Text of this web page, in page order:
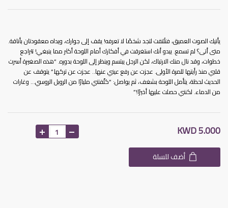
يأتيك الصوت العميق، فتلْتفت لتجد شخصًا لا تعرفه! يقف إلى جوارك، ويداه معقودتان بأناقة.
متى أتى؟ لم تسمع. يبدو أنك استغرقت في أفكارك أمام اللوحة أكثر مما ينبغي! تتراجع
خطوات، وقد نال منك الارتباك، لكن الرجل يبتسم وينظر إلى اللوحة بدوره. “هذه الصغيرة أسرت
قلبي منذ رأيتها للمرة الأولى. عجزت عن رفع عيني عنها.. عجزت عن تركها.” يتوقف عن
الحديث لحظة، يتأمل اللوحة بشغف، ثم يواصل: “كلّفتني مليارًا من الروبل الروسي… وغارات
من الدماء. لكنني حصلت عليها أخيرًا!”
KWD 5.000
أضف للسلة